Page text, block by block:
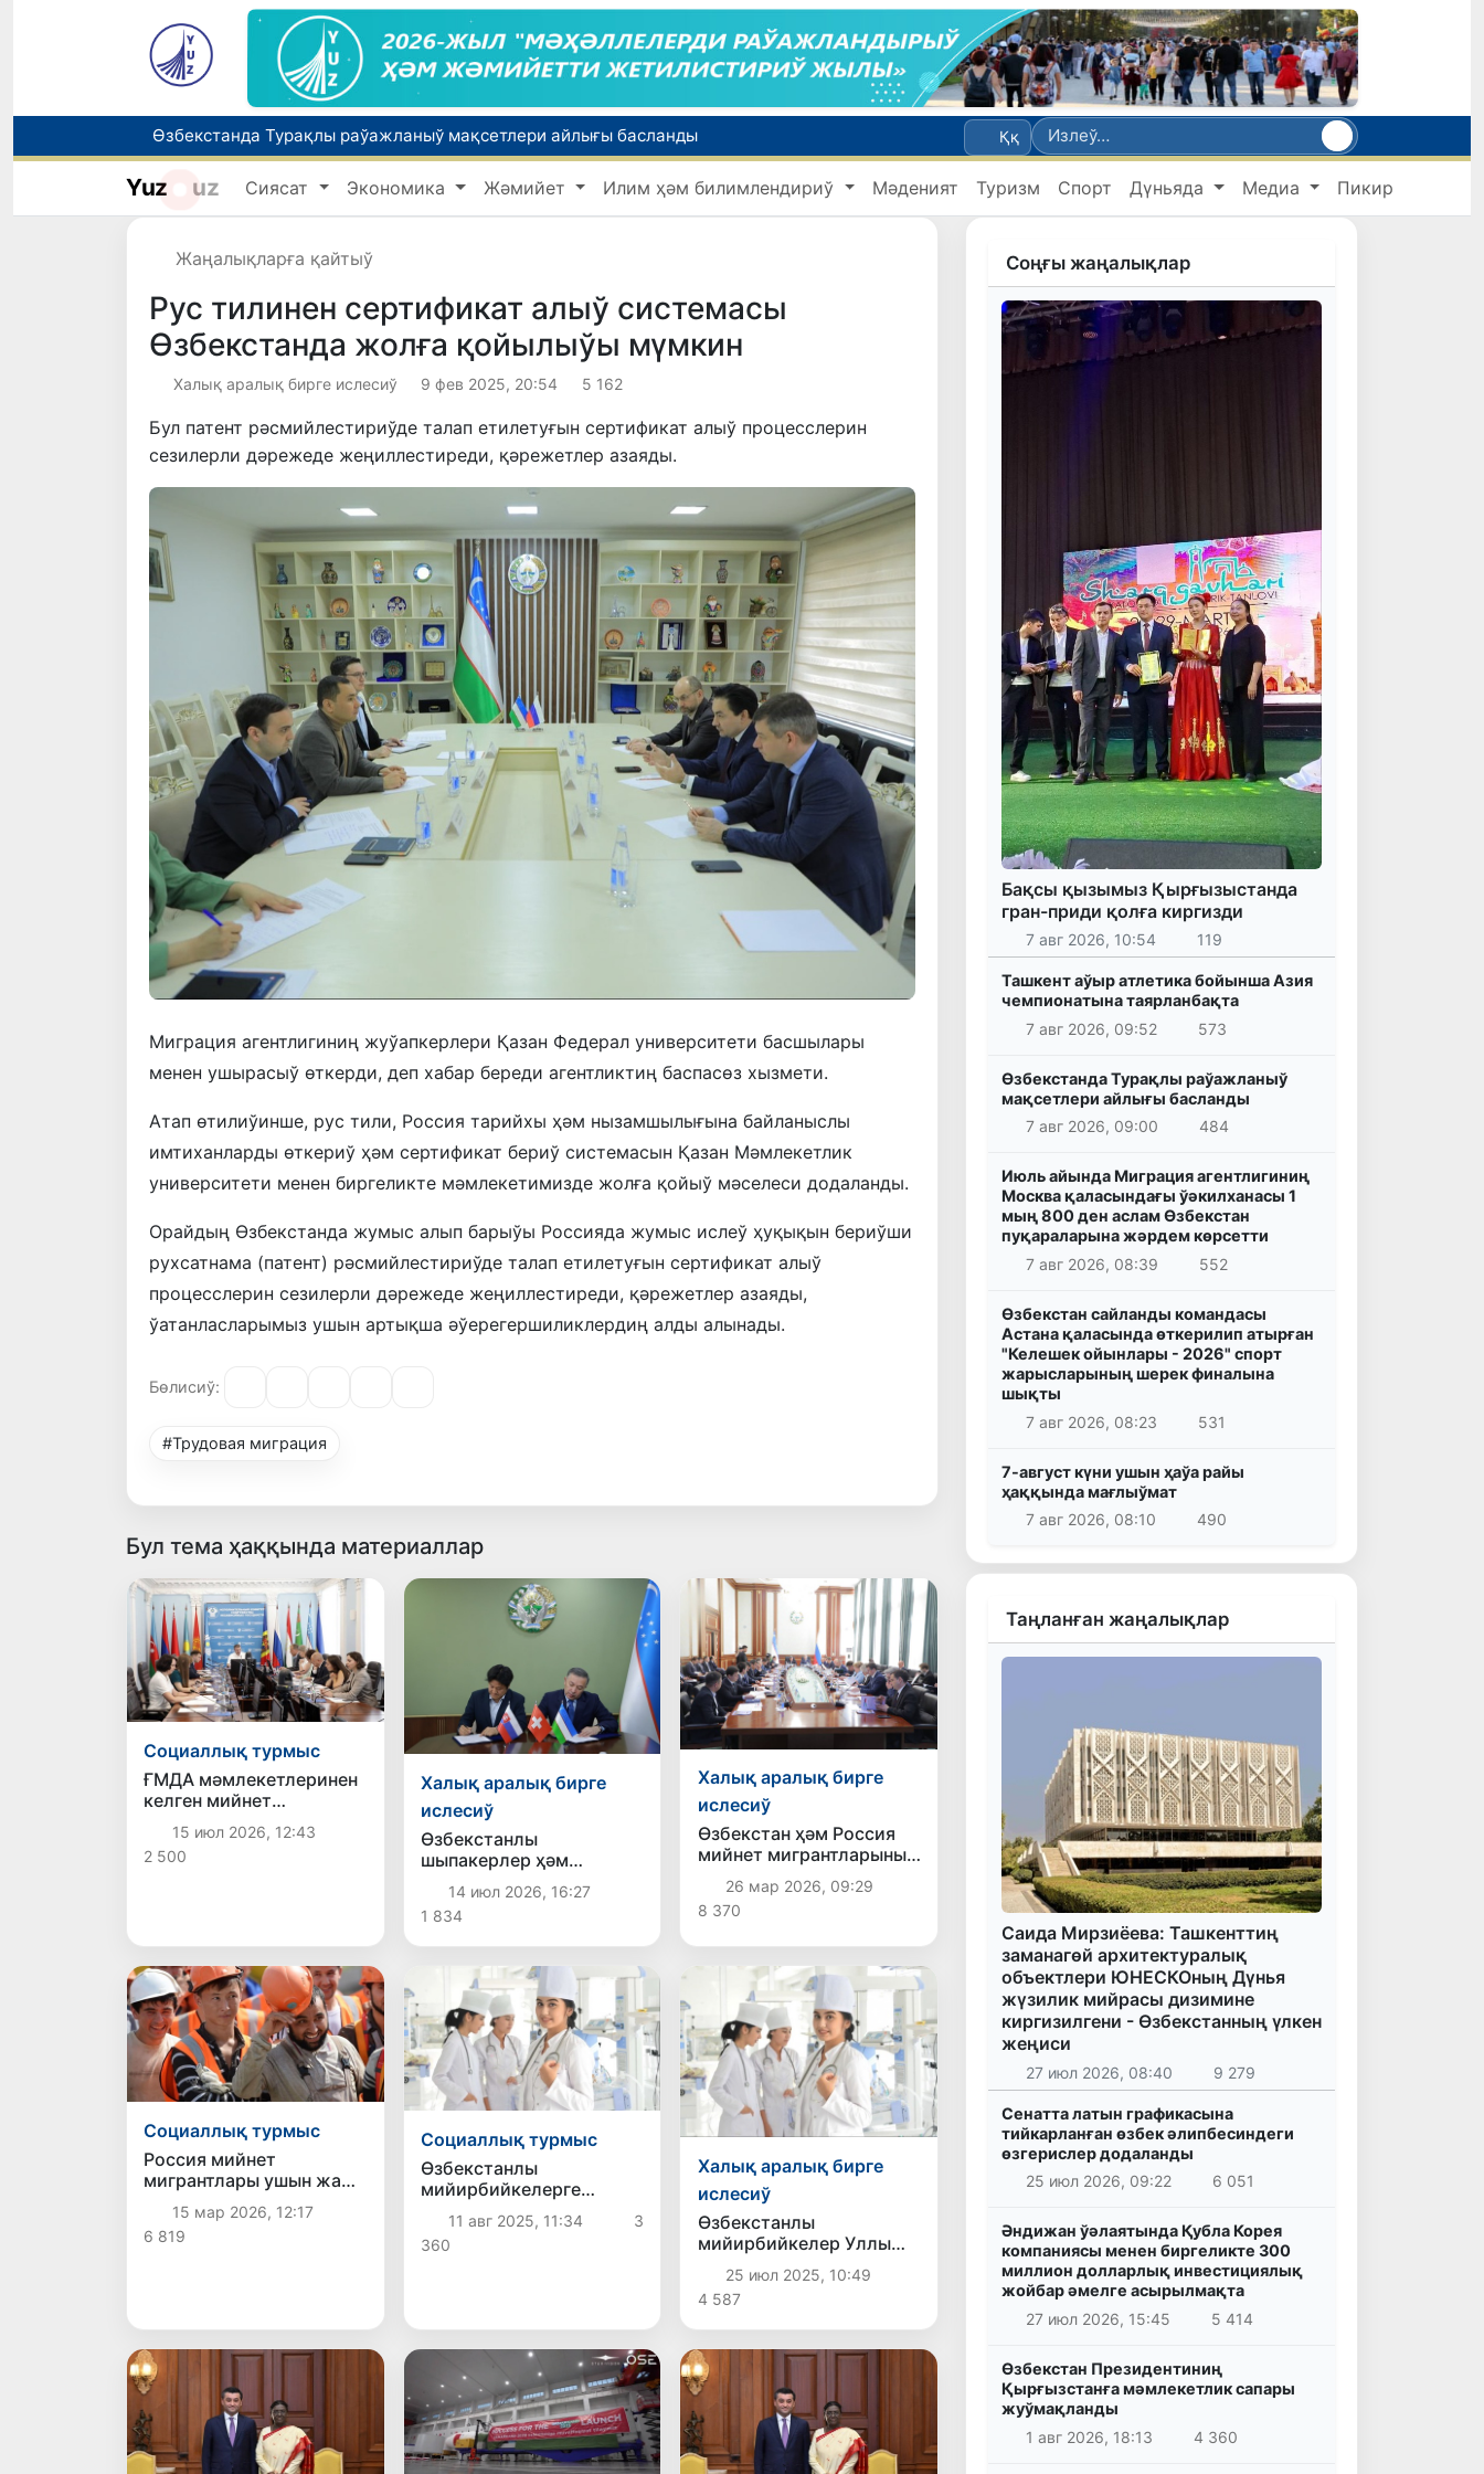
Өзбекстанда Турақлы раўажланыў мақсетлери айлығы басланды
Июль айында Миграция агентлигиниң Москва қаласындағы ўәкилханасы 1 мың 800 ден аслам Өзбекстан пуқараларына жәрдем көрсетти
Өзбекстан сайланды командасы Астана қаласында өткерилип атырған "Келешек ойынлары - 2026" спорт жарысларының шерек финалына шықты
Ққ
Yuz uz Сиясат Экономика Жәмийет Илим ҳәм билимлендириў Мәденият Туризм Спорт Дүньяда Медиа Пикир
Жаңалықларға қайтыў
Рус тилинен сертификат алыў системасы
Өзбекстанда жолға қойылыўы мүмкин
Халық аралық бирге ислесиў 9 фев 2025, 20:54 5 162
Бул патент рәсмийлестириўде талап етилетуғын сертификат алыў процесслерин
сезилерли дәрежеде жеңиллестиреди, қәрежетлер азаяды.
Миграция агентлигиниң жуўапкерлери Қазан Федерал университети басшылары
менен ушырасыў өткерди, деп хабар береди агентликтиң баспасөз хызмети.
Атап өтилиўинше, рус тили, Россия тарийхы ҳәм нызамшылығына байланыслы
имтиханларды өткериў ҳәм сертификат бериў системасын Қазан Мәмлекетлик
университети менен биргеликте мәмлекетимизде жолға қойыў мәселеси додаланды.
Орайдың Өзбекстанда жумыс алып барыўы Россияда жумыс ислеў ҳуқықын бериўши
рухсатнама (патент) рәсмийлестириўде талап етилетуғын сертификат алыў
процесслерин сезилерли дәрежеде жеңиллестиреди, қәрежетлер азаяды,
ўатанласларымыз ушын артықша әўерегершиликлердиң алды алынады.
Бөлисиў:
#Трудовая миграция
Бул тема ҳаққында материаллар
Социаллық турмыс
ҒМДА мәмлекетлеринен
келген мийнет
мигрантлары
медициналық қорғаўдың
қосымша
15 июл 2026, 12:43
2 500
Халық аралық бирге
ислесиў
Өзбекстанлы
шыпакерлер ҳәм
мийирбийкелер ЕА
мәмлекетлеринде
жумыс ислеў ушын жаңа
имканиятларға ийе
болады
14 июл 2026, 16:27
1 834
Халық аралық бирге
ислесиў
Өзбекстан ҳәм Россия
мийнет мигрантларының
ҳуқықларын қорғаў
бойынша биргеликтеги
илажларды келисип
26 мар 2026, 09:29
8 370
Социаллық турмыс
Россия мийнет
мигрантлары ушын жаңа
қағыйдалар енгизеди
15 мар 2026, 12:17
6 819
Социаллық турмыс
Өзбекстанлы
мийирбийкелерге
Италияда ислеў
имканияты жаратылды
11 авг 2025, 11:34
3
360
Халық аралық бирге
ислесиў
Өзбекстанлы
мийирбийкелер Уллы
Британия денсаўлықты
сақлаў системасында
жумысқа тартылыўы
мүмкин
25 июл 2025, 10:49
4 587
Соңғы жаңалықлар
Бақсы қызымыз Қырғызыстанда
гран-приди қолға киргизди
7 авг 2026, 10:54 119
Ташкент аўыр атлетика бойынша Азия
чемпионатына таярланбақта
7 авг 2026, 09:52
573
Өзбекстанда Турақлы раўажланыў
мақсетлери айлығы басланды
7 авг 2026, 09:00
484
Июль айында Миграция агентлигиниң
Москва қаласындағы ўәкилханасы 1
мың 800 ден аслам Өзбекстан
пуқараларына жәрдем көрсетти
7 авг 2026, 08:39
552
Өзбекстан сайланды командасы
Астана қаласында өткерилип атырған
"Келешек ойынлары - 2026" спорт
жарысларының шерек финалына
шықты
7 авг 2026, 08:23
531
7-август күни ушын ҳаўа райы
ҳаққында мағлыўмат
7 авг 2026, 08:10
490
Таңланған жаңалықлар
Саида Мирзиёева: Ташкенттиң
заманагөй архитектуралық
объектлери ЮНЕСКОның Дүнья
жүзилик мийрасы дизимине
киргизилгени - Өзбекстанның үлкен
жеңиси
27 июл 2026, 08:40 9 279
Сенатта латын графикасына
тийкарланған өзбек әлипбесиндеги
өзгерислер додаланды
25 июл 2026, 09:22
6 051
Әндижан ўәлаятында Қубла Корея
компаниясы менен биргеликте 300
миллион долларлық инвестициялық
жойбар әмелге асырылмақта
27 июл 2026, 15:45
5 414
Өзбекстан Президентиниң
Қырғызстанға мәмлекетлик сапары
жуўмақланды
1 авг 2026, 18:13
4 360